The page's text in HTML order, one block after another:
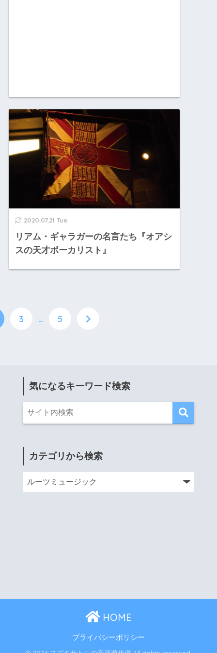
2020.07.21 Tue
リアム・ギャラガーの名言たち『オアシ
スの天才ボーカリスト』
3 … 5
気になるキーワード検索
カテゴリから検索
HOME
プライバシーポリシー